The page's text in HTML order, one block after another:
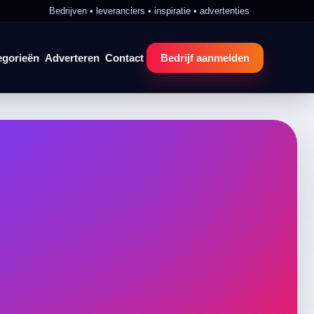
Bedrijven • leveranciers • inspiratie • advertenties
Adverteren Contact Bedrijf aanmelden